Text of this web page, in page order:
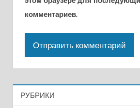
комментариев.
РУБРИКИ